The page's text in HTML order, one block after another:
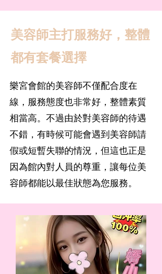
美容師主打服務好，整體
都有套餐選擇
樂宮會館的美容師不僅配合度在
線，服務態度也非常好，整體素質
相當高。不過由於對美容師的待遇
不錯，有時候可能會遇到美容師請
假或短暫失聯的情況，但這也正是
因為館內對人員的尊重，讓每位美
容師都能以最佳狀態為您服務。